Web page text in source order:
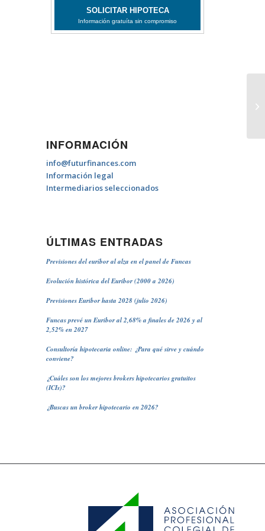
INFORMACIÓN
info@futurfinances.com
Información legal
Intermediarios seleccionados
ÚLTIMAS ENTRADAS
Previsiones del euríbor al alza en el panel de Funcas
Evolución histórica del Euribor (2000 a 2026)
Previsiones Euribor hasta 2028 (julio 2026)
Funcas prevé un Euribor al 2,68% a finales de 2026 y al
2,52% en 2027
Consultoría hipotecaria online: ¿Para qué sirve y cuándo
conviene?
¿Cuáles son los mejores brokers hipotecarios gratuitos
(ICIs)?
¿Buscas un broker hipotecario en 2026?